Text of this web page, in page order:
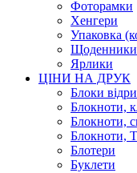
Фоторамки
Хенгери
Упаковка
Щоденники
Ярлики
ЦІНИ НА ДРУК
Блоки
Блокноти,
Блокноти,
Блокноти,
Блотери
Буклети